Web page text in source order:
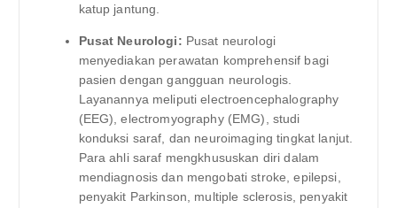
katup jantung.
Pusat Neurologi: Pusat neurologi
menyediakan perawatan komprehensif bagi
pasien dengan gangguan neurologis.
Layanannya meliputi electroencephalography
(EEG), electromyography (EMG), studi
konduksi saraf, dan neuroimaging tingkat lanjut.
Para ahli saraf mengkhususkan diri dalam
mendiagnosis dan mengobati stroke, epilepsi,
penyakit Parkinson, multiple sclerosis, penyakit